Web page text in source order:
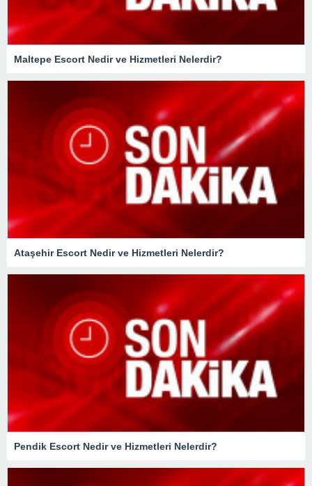
Maltepe Escort Nedir ve Hizmetleri Nelerdir?
Ataşehir Escort Nedir ve Hizmetleri Nelerdir?
Pendik Escort Nedir ve Hizmetleri Nelerdir?